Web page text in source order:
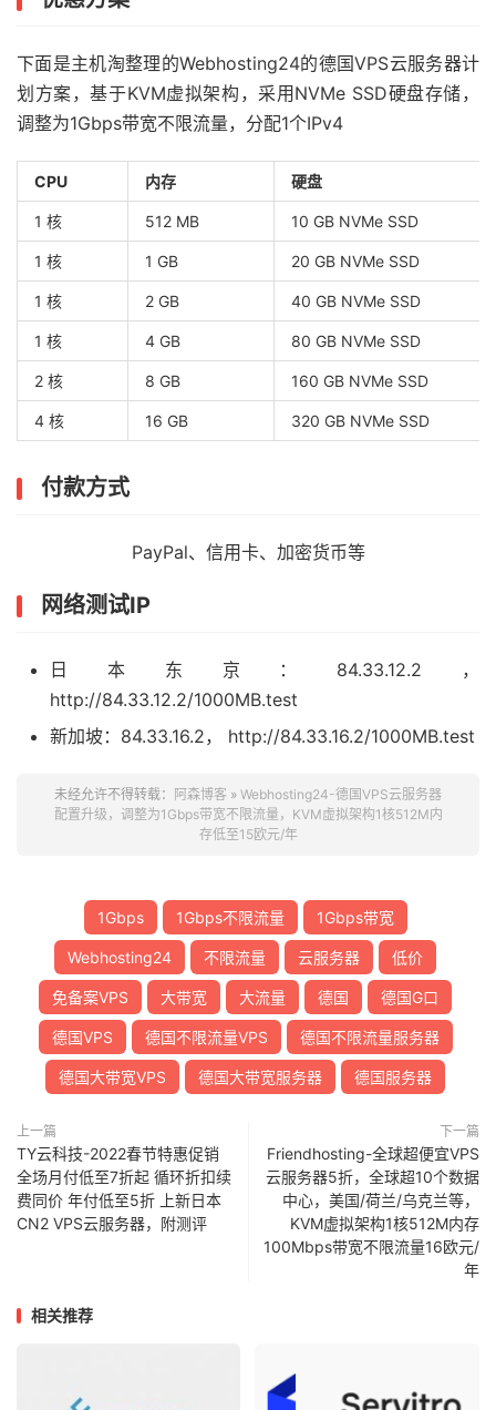
下面是主机淘整理的Webhosting24的德国VPS云服务器计
划方案，基于KVM虚拟架构，采用NVMe SSD硬盘存储，
调整为1Gbps带宽不限流量，分配1个IPv4
CPU 内存 硬盘
1 核 512 MB 10 GB NVMe SSD
1 核 1 GB 20 GB NVMe SSD
1 核 2 GB 40 GB NVMe SSD
1 核 4 GB 80 GB NVMe SSD
2 核 8 GB 160 GB NVMe SSD
4 核 16 GB 320 GB NVMe SSD
付款方式
PayPal、信用卡、加密货币等
网络测试IP
日本东京：84.33.12.2，
http://84.33.12.2/1000MB.test
新加坡：84.33.16.2， http://84.33.16.2/1000MB.test
未经允许不得转载： 阿森博客 » Webhosting24-德国VPS云服务器
配置升级，调整为1Gbps带宽不限流量，KVM虚拟架构1核512M内
存低至15欧元/年
1Gbps 1Gbps不限流量 1Gbps带宽
Webhosting24 不限流量 云服务器 低价
免备案VPS 大带宽 大流量 德国 德国G口
德国VPS 德国不限流量VPS 德国不限流量服务器
德国大带宽VPS 德国大带宽服务器 德国服务器
上一篇
TY云科技-2022春节特惠促销
全场月付低至7折起 循环折扣续
费同价 年付低至5折 上新日本
CN2 VPS云服务器，附测评
下一篇
Friendhosting-全球超便宜VPS
云服务器5折，全球超10个数据
中心，美国/荷兰/乌克兰等，
KVM虚拟架构1核512M内存
100Mbps带宽不限流量16欧元/
年
相关推荐